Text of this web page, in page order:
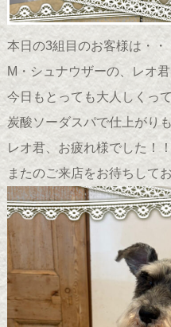
本日の3組目のお客様は・・
M・シュナウザーの、レオ
今日もとっても大人しくっ
炭酸ソーダスパで仕上がり
レオ君、お疲れ様でした！！
またのご来店をお待ちして